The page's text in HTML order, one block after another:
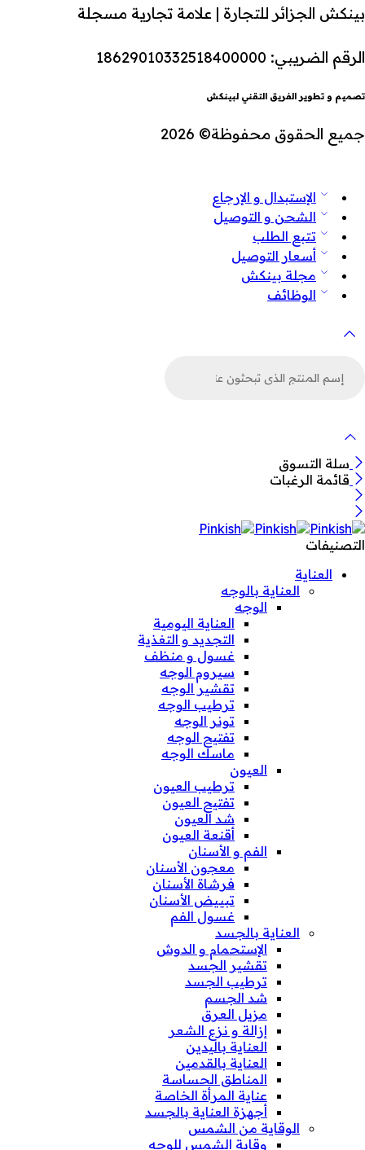
بينكش الجزائر للتجارة | علامة تجارية مسجلة
الرقم الضريبي: 18629010332518400000
تصميم و تطوير الفريق التقني لبينكش
جميع الحقوق محفوظة© 2026
الإستبدال و الإرجاع
الشحن و التوصيل
تتبع الطلب
أسعار التوصيل
مجلة بينكش
الوظائف
سلة التسوق
قائمة الرغبات
التصنيفات
العناية
العناية بالوجه
الوجه
العناية اليومية
التجديد و التغذية
غسول و منظف
سيروم الوجه
تقشير الوجه
ترطيب الوجه
تونر الوجه
تفتيح الوجه
ماسك الوجه
العيون
ترطيب العيون
تفتيح العيون
شد العيون
أقنعة العيون
الفم و الأسنان
معجون الأسنان
فرشاة الأسنان
تبييض الأسنان
غسول الفم
العناية بالجسد
الإستحمام و الدوش
تقشير الجسد
ترطيب الجسد
شد الجسم
مزيل العرق
إزالة و نزع الشعر
العناية باليدين
العناية بالقدمين
المناطق الحساسة
عناية المرأة الخاصة
أجهزة العناية بالجسد
الوقاية من الشمس
وقاية الشمس للوجه